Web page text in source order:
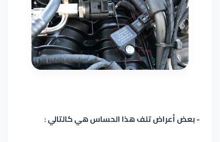
- بعض أعراض تلف هذا الحساس هي كالتالي :